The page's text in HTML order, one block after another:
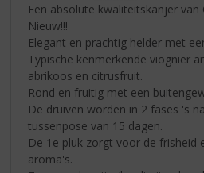
Een absolute kwaliteitskanjer van
Nieuw!!!
Elegant en prachtig helder met
Typische kenmerkende viognier
abrikoos en citrusfruit.
Rond en fruitig met een
De druiven worden in 2 fases 's
tussenpose van 15 dagen.
De 1e pluk zorgt voor de frisheid
aroma's.